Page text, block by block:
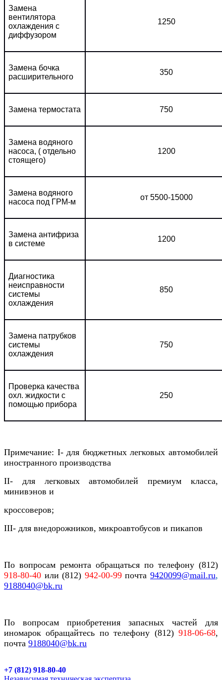
Замена
вентилятора
охлаждения с
диффузором
1250
Замена бочка
расширительного
350
Замена термостата 750
Замена водяного
насоса, ( отдельно
стоящего)
1200
Замена водяного
насоса под ГРМ-м
от 5500-15000
Замена антифриза
в системе
1200
Диагностика
неисправности
системы
охлаждения
850
Замена патрубков
системы
охлаждения
750
Проверка качества
охл. жидкости с
помощью прибора
250
Примечание: I- для бюджетных легковых автомобилей
иностранного производства
II- для легковых автомобилей премиум класса,
минивэнов и
кроссоверов;
III- для внедорожников, микроавтобусов и пикапов
По вопросам ремонта обращаться по телефону (812)
918-80-40 или(812) 942-00-99почта9420099@mail.ru,
9188040@bk.ru
По вопросам приобретения запасных частей для
иномарок обращайтесь по телефону (812)918-06-68,
почта 9188040@bk.ru
+7 (812) 918-80-40